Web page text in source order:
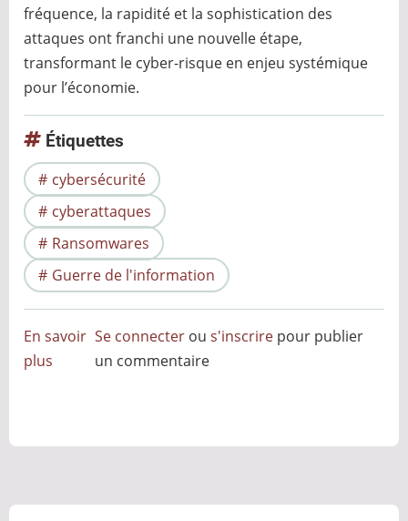
fréquence, la rapidité et la sophistication des
attaques ont franchi une nouvelle étape,
transformant le cyber-risque en enjeu systémique
pour l’économie.
Étiquettes
cybersécurité
cyberattaques
Ransomwares
Guerre de l'information
En savoir
plus
2025
Se connecter ous'inscrire pour publier
un commentaire